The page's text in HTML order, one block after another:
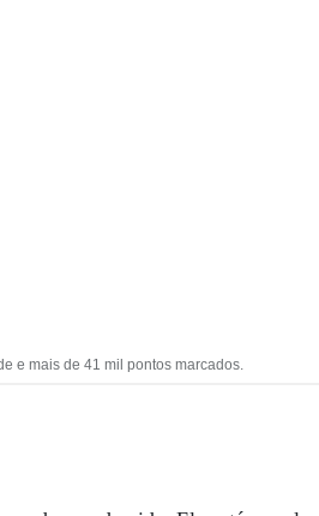
e mais de 41 mil pontos marcados.